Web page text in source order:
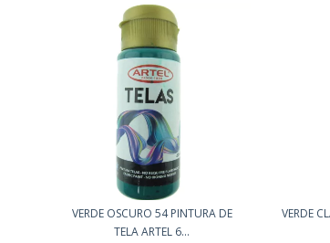
VERDE OSCURO 54 PINTURA DE
TELA ARTEL 6...
VERDE